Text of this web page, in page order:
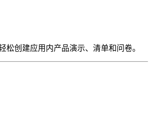
松创建应用内产品演示、清单和问卷。